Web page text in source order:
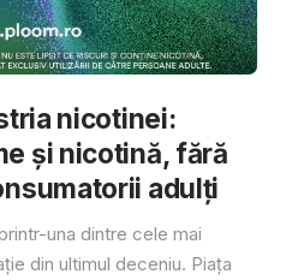
nicotinei:
și nicotină, fără
adulți
una dintre cele mai
din ultimul deceniu. Piața